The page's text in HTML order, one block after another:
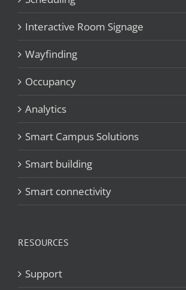
Interactive Room Signage
Wayfinding
Occupancy
Analytics
Smart Campus Solutions
Smart building
Smart connectivity
RESOURCES
Support